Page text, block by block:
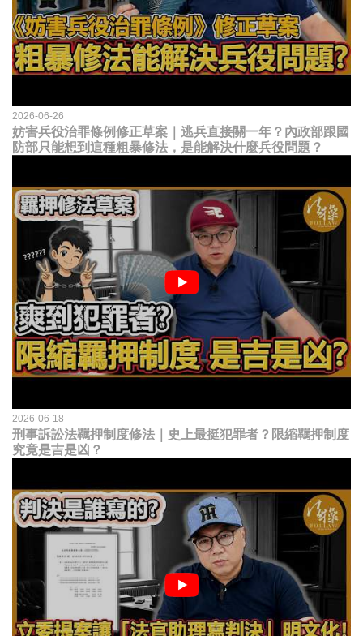
2026-06-26
妨害兵役治罪條例修正草案｜逃兵直接關一年？內政部跟國
防部只能想到這種粗暴修法，是能解決什麼兵役問題？
2026-06-18
刑事訴訟法羈押制度修法｜史上最挺犯罪者？限縮羈押制度
究竟是吉是凶？